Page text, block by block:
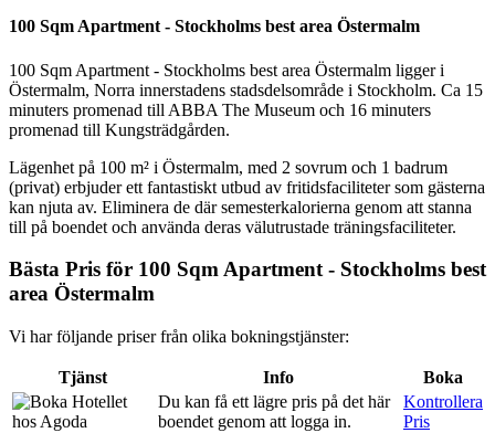
100 Sqm Apartment - Stockholms best area Östermalm
100 Sqm Apartment - Stockholms best area Östermalm ligger i
Östermalm, Norra innerstadens stadsdelsområde i Stockholm. Ca 15
minuters promenad till ABBA The Museum och 16 minuters
promenad till Kungsträdgården.
Lägenhet på 100 m² i Östermalm, med 2 sovrum och 1 badrum
(privat) erbjuder ett fantastiskt utbud av fritidsfaciliteter som gästerna
kan njuta av. Eliminera de där semesterkalorierna genom att stanna
till på boendet och använda deras välutrustade träningsfaciliteter.
Bästa Pris för 100 Sqm Apartment - Stockholms best
area Östermalm
Vi har följande priser från olika bokningstjänster:
Tjänst Info
Boka
Du kan få ett lägre pris på det här
boendet genom att logga in.
Kontrollera
Pris